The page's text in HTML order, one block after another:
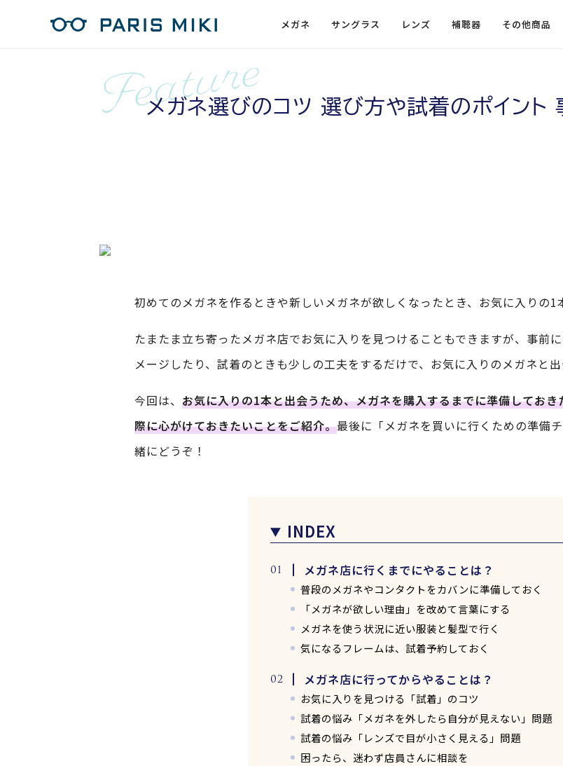
メガネ サングラス レンズ 補聴器 その他商品
メガネ選びのコツ 選び方や試着のポイント
初めてのメガネを作るときや新しいメガネが欲しくなったとき、お気に入りの1
たまたま立ち寄ったメガネ店でお気に入りを見つけることもできますが、事前
メージしたり、試着のときも少しの工夫をするだけで、お気に入りのメガネと出
今回は、 お気に入りの1本と出会うため、メガネを購入するまでに準備してお
際に心がけておきたいことをご紹介。最後に「メガネを買いに行くための準備
緒にどうぞ！
INDEX
メガネ店に行くまでにやることは？
普段のメガネやコンタクトをカバンに準備しておく
「メガネが欲しい理由」を改めて言葉にする
メガネを使う状況に近い服装と髪型で行く
気になるフレームは、試着予約しておく
メガネ店に行ってからやることは？
お気に入りを見つける「試着」のコツ
試着の悩み「メガネを外したら自分が見えない」問題
試着の悩み「レンズで目が小さく見える」問題
困ったら、迷わず店員さんに相談を